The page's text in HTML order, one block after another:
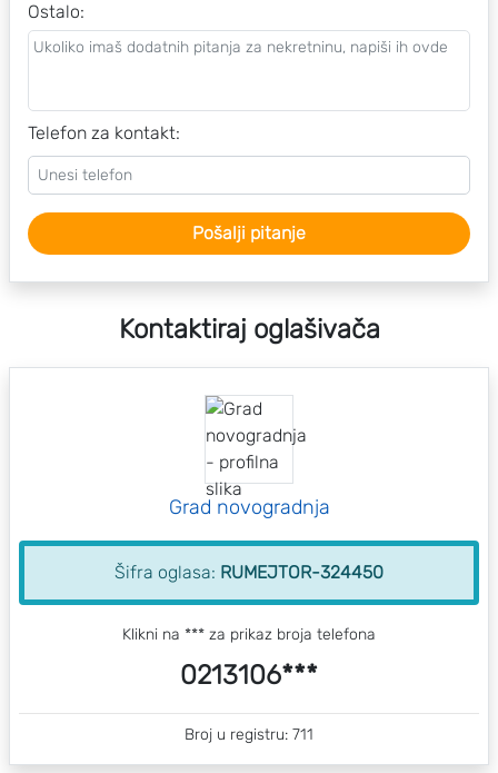
Ostalo:
Telefon za kontakt:
Pošalji pitanje
Kontaktiraj oglašivača
Grad novogradnja
Šifra oglasa: RUMEJTOR-324450
Klikni na *** za prikaz broja telefona
0213106***
Broj u registru: 711